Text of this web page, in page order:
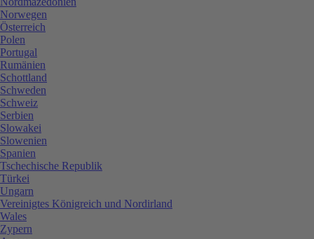
Norwegen
Österreich
Polen
Portugal
Rumänien
Schottland
Schweden
Schweiz
Serbien
Slowakei
Slowenien
Spanien
Tschechische Republik
Türkei
Ungarn
Vereinigtes Königreich und Nordirland
Wales
Zypern